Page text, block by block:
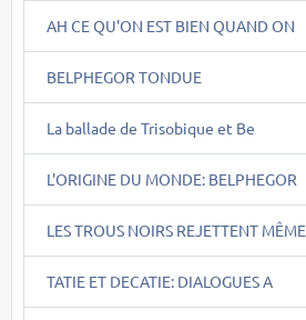
AH CE QU'ON EST BIEN QUAND ON
BELPHEGOR TONDUE
La ballade de Trisobique et Be
L'ORIGINE DU MONDE: BELPHEGOR
LES TROUS NOIRS REJETTENT MÊME
TATIE ET DECATIE: DIALOGUES A